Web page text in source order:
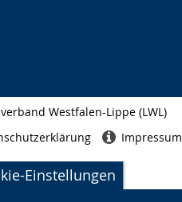
Einstellungen
Westfalen-Lippe (LWL)
Impressum